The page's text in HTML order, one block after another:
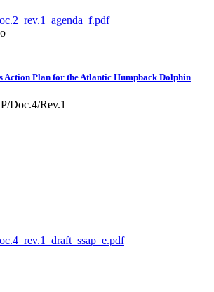
Action Plan for the Atlantic Humpback Dolphin
Doc.4/Rev.1